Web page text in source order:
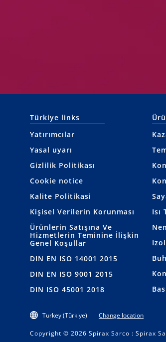
Türkiye links
Yatırımcılar
Yasal uyarı
Gizlilik Politikası
Cookie notice
Kalite Politikasi
Kişisel Verilerin Korunması
Ürünlerin Satışına Ve
Hizmetlerin Teminine İlişkin
Genel Koşullar
DIN EN ISO 14001 2015
DIN EN ISO 9001 2015
DIN ISO 45001 2018
Isı
Turkey (Türkiye) Change location
Copyright © 2026 Spirax Sarco : Spirax